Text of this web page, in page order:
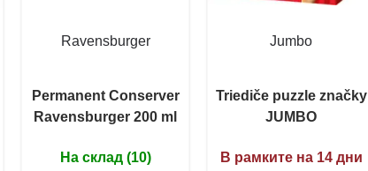
Ravensburger
Permanent Conserver
Ravensburger 200 ml
На склад (10)
Jumbo
Triediče puzzle značky
JUMBO
В рамките на 14 дни